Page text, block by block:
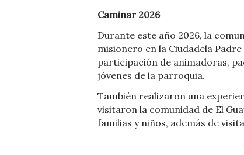
Caminar 2026
Durante este año 2026, la
misionero en la Ciudadela
participación de animadoras,
jóvenes de la parroquia.
También realizaron una
visitaron la comunidad de El
familias y niños, además de